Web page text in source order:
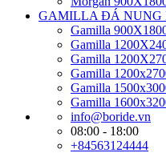
GAMILLA ĐÁ NUNG
Gamilla
Gamilla
Gamilla
Gamilla
Gamilla
Gamilla
info@boride.vn
08:00 - 18:00
+84563124444